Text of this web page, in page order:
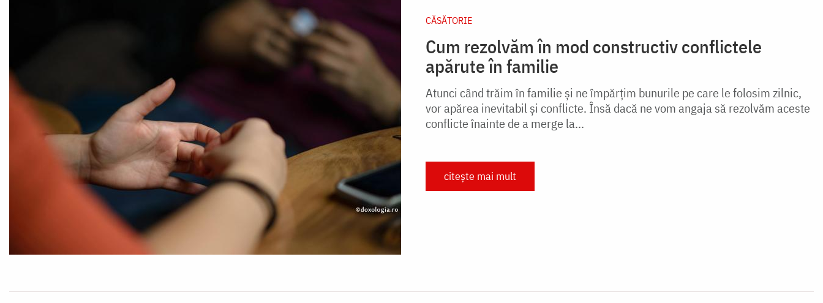
CĂSĂTORIE
Cum rezolvăm în mod constructiv conflictele
apărute în familie
Atunci când trăim în familie și ne împărțim bunurile pe care le folosim zilnic,
vor apărea inevitabil și conflicte. Însă dacă ne vom angaja să rezolvăm aceste
conflicte înainte de a merge la...
citește mai mult